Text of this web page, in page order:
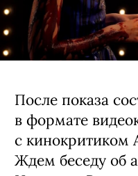
После показа
в формате
с кинокритиком
Ждем беседу об